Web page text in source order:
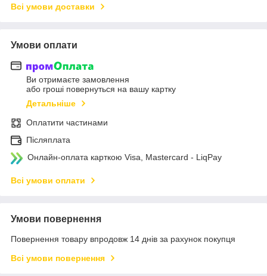
Всі умови доставки
Умови оплати
Ви отримаєте замовлення
або гроші повернуться на вашу картку
Детальніше
Оплатити частинами
Післяплата
Онлайн-оплата карткою Visa, Mastercard - LiqPay
Всі умови оплати
Умови повернення
Повернення товару впродовж 14 днів за рахунок покупця
Всі умови повернення